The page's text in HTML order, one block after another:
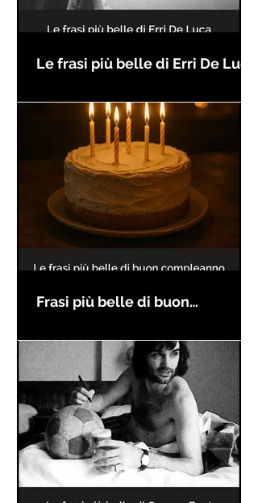
Le frasi più belle di Erri De Luca
Frasi più belle di buon